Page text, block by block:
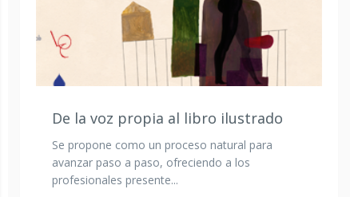
De la voz propia al libro ilustrado
Se propone como un proceso natural para
avanzar paso a paso, ofreciendo a los
profesionales presente...